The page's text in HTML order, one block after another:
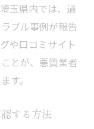
玉県内では、過
ブル事例が報告
や口コミサイト
とが、悪質業者
す。
する方法